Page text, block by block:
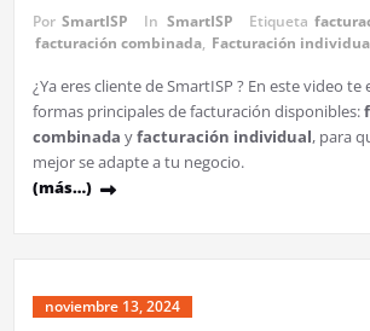
Por SmartISP In SmartISP Etiqueta
facturación combinada, Facturación
¿Ya eres cliente de SmartISP ? En este video
formas principales de facturación disponibles:
combinada yfacturación individual, para
mejor se adapte a tu negocio.
(más…)
noviembre 13, 2024